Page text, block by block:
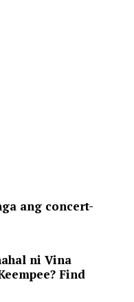
ang concert-
ni Vina
Find